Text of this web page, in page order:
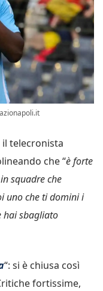
il telecronista
che “è forte
squadre che
uno che ti domini i
hai sbagliato
“: si è chiusa così
fortissime,